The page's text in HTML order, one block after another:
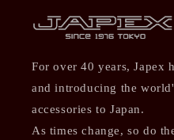
For over 40 years, Japex
and introducing the
accessories to Japan.
As times change, so do